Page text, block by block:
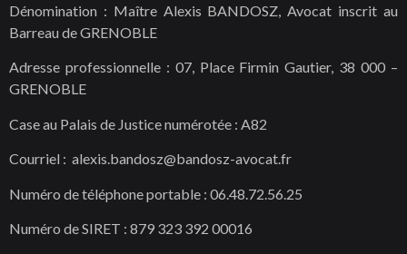
Dénomination : Maître Alexis BANDOSZ, Avocat inscrit au
Barreau de GRENOBLE
Adresse professionnelle : 07, Place Firmin Gautier, 38 000 –
GRENOBLE
Case au Palais de Justice numérotée : A82
Courriel : alexis.bandosz@bandosz-avocat.fr
Numéro de téléphone portable : 06.48.72.56.25
Numéro de SIRET : 879 323 392 00016